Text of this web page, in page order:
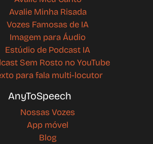
Avalie Minha Risada
Vozes Famosas de IA
Imagem para Áudio
Estúdio de Podcast IA
Sem Rosto no YouTube
para fala multi-locutor
AnyToSpeech
Nossas Vozes
App móvel
Blog